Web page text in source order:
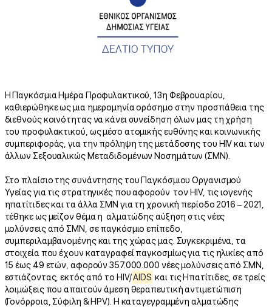
Η Παγκόσμια Ημέρα Προφυλακτικού, 13η Φεβρουαρίου,
καθιερώθηκε ως μια ημερομηνία ορόσημο στην προσπάθεια της
διεθνούς κοινότητας να κάνει συνείδηση όλων μας τη χρήση
του προφυλακτικού, ως μέσο ατομικής ευθύνης και κοινωνικής
συμπεριφοράς, για την πρόληψη της μετάδοσης του HIV και των
άλλων Σεξουαλικώς Μεταδιδομένων Νοσημάτων (ΣΜΝ).
Στο πλαίσιο της συνάντησης του Παγκόσμιου Οργανισμού
Υγείας για τις στρατηγικές που αφορούν τον HIV, τις ιογενής
ηπατίτιδες και τα άλλα ΣΜΝ για τη χρονική περίοδο 2016 – 2021,
τέθηκε ως μείζον θέμα η αλματώδης αύξηση στις νέες
μολύνσεις από ΣΜΝ, σε παγκόσμιο επίπεδο,
συμπεριλαμβανομένης και της χώρας μας. Συγκεκριμένα, τα
στοιχεία που έχουν καταγραφεί παγκοσμίως για τις ηλικίες από
15 έως 49 ετών, αφορούν 357.000.000 νέες μολύνσεις από ΣΜΝ,
εστιάζοντας, εκτός από το HIV/AIDS και τις Ηπατίτιδες, σε τρείς
λοιμώξεις που απαιτούν άμεση θεραπευτική αντιμετώπιση
(Γονόρροια, Σύφιλη & HPV). Η καταγεγραμμένη αλματώδης